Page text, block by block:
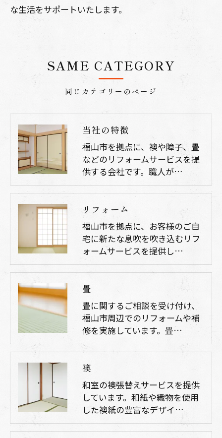
な生活をサポートいたします。
同じカテゴリーのページ
SAME CATEGORY
当社の特徴
福山市を拠点に、襖や障子、畳
などのリフォームサービスを提
供する会社です。職人が…
リフォーム
福山市を拠点に、お客様のご自
宅に新たな息吹を吹き込むリフ
ォームサービスを提供し…
畳
畳に関するご相談を受け付け、
福山市周辺でのリフォームや補
修を実施しています。畳…
襖
和室の襖張替えサービスを提供
しています。和紙や織物を使用
した襖紙の豊富なデザイ…